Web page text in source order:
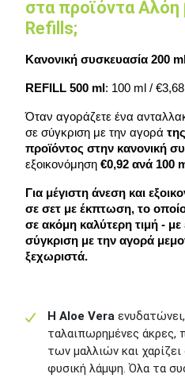
στα προϊόντα Αλόη
Refills;
Κανονική συσκευασία 200 ml
REFILL 500 ml : 100 ml / €3,68
Όταν αγοράζετε ένα
σε σύγκριση με την αγορά
προϊόντος στην κανονική
εξοικονόμηση €0,92 ανά 100
Για μέγιστη άνεση και
σε σετ με έκπτωση, το
σε ακόμη καλύτερη τιμή -
σύγκριση με την αγορά
ξεχωριστά.
Η Aloe Vera
ταλαιπωρημένες άκρες,
των μαλλιών και
φυσική λάμψη. Όλα τα